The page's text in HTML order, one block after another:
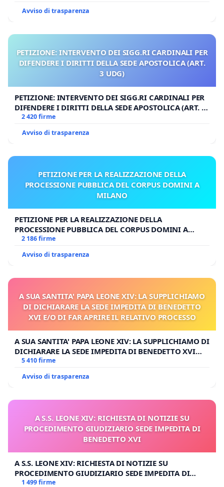
Avviso di trasparenza
PETIZIONE: INTERVENTO DEI SIGG.RI CARDINALI PER
DIFENDERE I DIRITTI DELLA SEDE APOSTOLICA (ART.
3 UDG)
PETIZIONE: INTERVENTO DEI SIGG.RI CARDINALI PER
DIFENDERE I DIRITTI DELLA SEDE APOSTOLICA (ART. 3
UDG)
2 420 firme
Avviso di trasparenza
PETIZIONE PER LA REALIZZAZIONE DELLA
PROCESSIONE PUBBLICA DEL CORPUS DOMINI A
MILANO
PETIZIONE PER LA REALIZZAZIONE DELLA
PROCESSIONE PUBBLICA DEL CORPUS DOMINI A
MILANO
2 186 firme
Avviso di trasparenza
A SUA SANTITA' PAPA LEONE XIV: LA SUPPLICHIAMO
DI DICHIARARE LA SEDE IMPEDITA DI BENEDETTO
XVI E/O DI FAR APRIRE IL RELATIVO PROCESSO
A SUA SANTITA' PAPA LEONE XIV: LA SUPPLICHIAMO DI
DICHIARARE LA SEDE IMPEDITA DI BENEDETTO XVI
E/O DI FAR APRIRE IL RELATIVO PROCESSO
5 410 firme
Avviso di trasparenza
A S.S. LEONE XIV: RICHIESTA DI NOTIZIE SU
PROCEDIMENTO GIUDIZIARIO SEDE IMPEDITA DI
BENEDETTO XVI
A S.S. LEONE XIV: RICHIESTA DI NOTIZIE SU
PROCEDIMENTO GIUDIZIARIO SEDE IMPEDITA DI
BENEDETTO XVI
1 499 firme